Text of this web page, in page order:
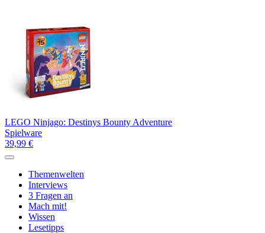
LEGO Ninjago: Destinys Bounty Adventure
Spielware
39,99 €
Themenwelten
Interviews
3 Fragen an
Mach mit!
Wissen
Lesetipps